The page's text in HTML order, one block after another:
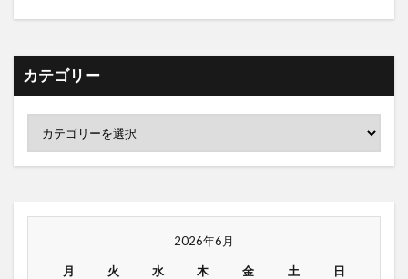
カテゴリー
2026年6月
月 火 水 木 金 土 日